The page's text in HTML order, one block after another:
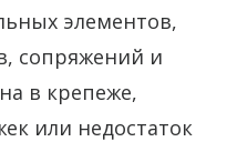
элементов,
сопряжений и
в крепеже,
или недостаток